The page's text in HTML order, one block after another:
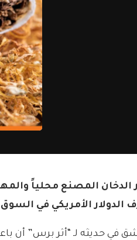
المصنع محلياً
الأمريكي في
حديثه لـ “أثر برس” أن